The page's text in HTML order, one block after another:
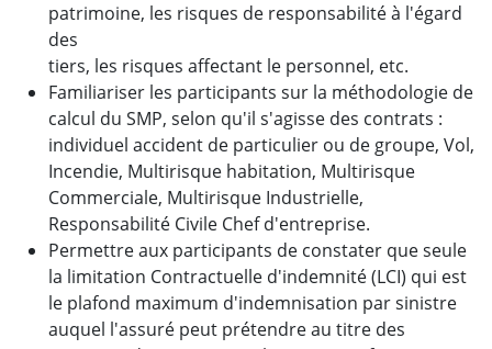
patrimoine, les risques de responsabilité à l'égard
des
tiers, les risques affectant le personnel, etc.
Familiariser les participants sur la méthodologie de
calcul du SMP, selon qu'il s'agisse des contrats :
individuel accident de particulier ou de groupe, Vol,
Incendie, Multirisque habitation, Multirisque
Commerciale, Multirisque Industrielle,
Responsabilité Civile Chef d'entreprise.
Permettre aux participants de constater que seule
la limitation Contractuelle d'indemnité (LCI) qui est
le plafond maximum d'indemnisation par sinistre
auquel l'assuré peut prétendre au titre des